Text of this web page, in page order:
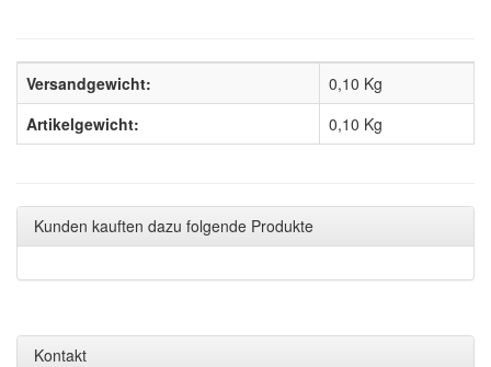
Versandgewicht:
0,10 Kg
Artikelgewicht:
0,10 Kg
Kunden kauften dazu folgende Produkte
Kontakt